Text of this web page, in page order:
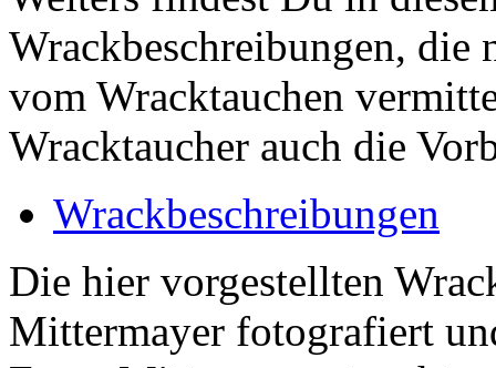
Wrackbeschreibungen, die
vom Wracktauchen
Wracktaucher auch die
Wrackbeschreibungen
Die hier vorgestellten
Mittermayer fotografiert